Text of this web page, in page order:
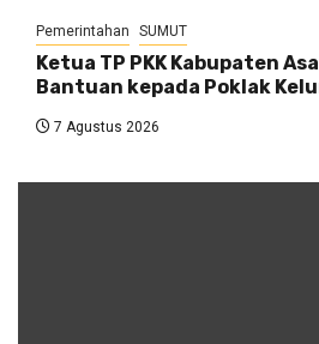
Pemerintahan SUMUT
Ketua TP PKK Kabupaten
Bantuan kepada Poklak
7 Agustus 2026